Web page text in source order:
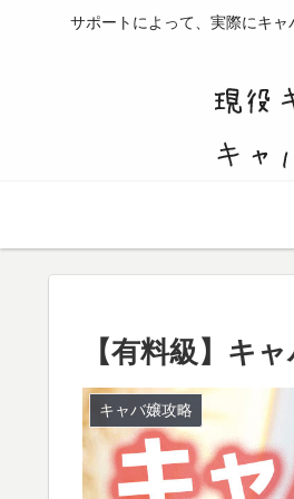
サポートによって、実際にキ
【有料級】キ
キャバ嬢攻略